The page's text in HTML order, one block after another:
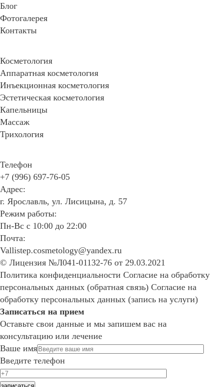
Блог
Фотогалерея
Контакты
Косметология
Аппаратная косметология
Инъекционная косметология
Эстетическая косметология
Капельницы
Массаж
Трихология
Телефон
+7 (996) 697-76-05
Адрес:
г. Ярославль, ул. Лисицына, д. 57
Режим работы:
Пн-Вс с 10:00 до 22:00
Почта:
Vallistep.cosmetology@yandex.ru
© Лицензия №Л041-01132-76 от 29.03.2021
Политика конфиденциальности Согласие на обработку
персональных данных (обратная связь) Согласие на
обработку персональных данных (запись на услуги)
Записаться на прием
Оставьте свои данные и мы запишем вас на
консультацию или лечение
Ваше имя
Введите телефон